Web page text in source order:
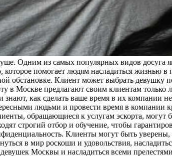
Одним из самых популярных видов досуга
которое помогает людям насладиться
обстановке. Клиент может выбрать девушку
в Москве предлагают своим клиентам
как сделать ваше время в их компании
людьми и провести время в компании
обращающиеся к услугам эскорта,
строгий отбор и обучение, чтобы
Клиенты могут быть
в мир роскоши и удовольствия,
Москвы и насладиться всеми